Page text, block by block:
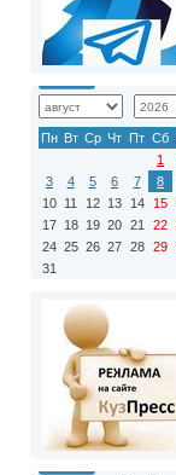
Пн Вт Ср Чт Пт Сб
1
3
4 5 6 7 8
10 11 12 13 14 15
17 18 19 20 21 22
24 25 26 27 28 29
31